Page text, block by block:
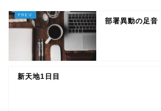
部署異動の足音
新天地1日目